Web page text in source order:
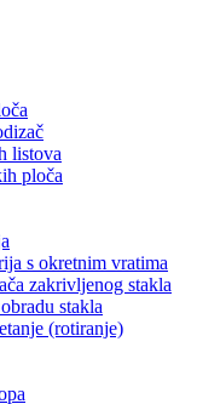
listova
ploča
s okretnim vratima
zakrivljenog stakla
stakla
(rotiranje)